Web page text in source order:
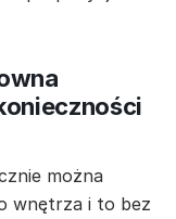
można
wnętrza i to bez